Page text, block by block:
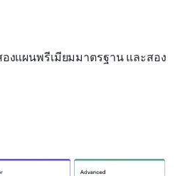
งแผนพรีเมียมมาตรฐาน และสอง